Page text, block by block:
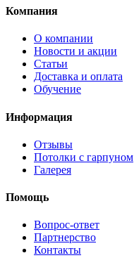
Компания
О компании
Новости и акции
Статьи
Доставка и оплата
Обучение
Информация
Отзывы
Потолки с гарпуном
Галерея
Помощь
Вопрос-ответ
Партнерство
Контакты